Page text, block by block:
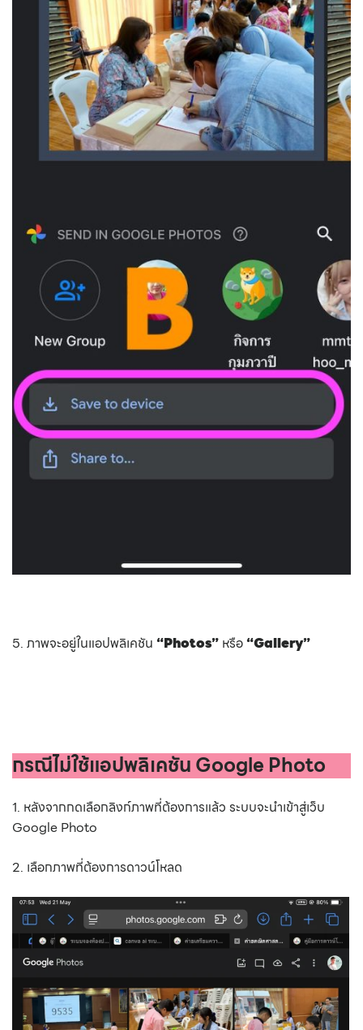
5. ภาพจะอยู่ในแอปพลิเคชัน “Photos” หรือ“Gallery”
กรณีไม่ใช้แอปพลิเคชัน Google Photo
1. หลังจากกดเลือกลิงก์ภาพที่ต้องการแล้ว ระบบจะนำเข้าสู่เว็บ
Google Photo
2. เลือกภาพที่ต้องการดาวน์โหลด